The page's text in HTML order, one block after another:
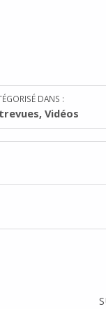
DANS :
, Vidéos